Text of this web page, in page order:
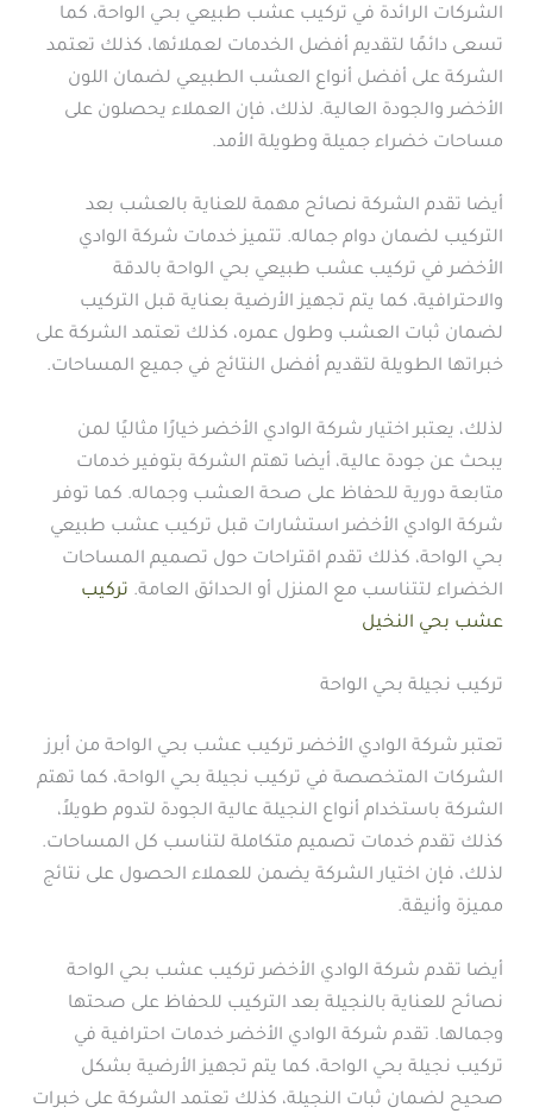
الشركات الرائدة في تركيب عشب طبيعي بحي الواحة، كما
تسعى دائمًا لتقديم أفضل الخدمات لعملائها، كذلك تعتمد
الشركة على أفضل أنواع العشب الطبيعي لضمان اللون
الأخضر والجودة العالية. لذلك، فإن العملاء يحصلون على
مساحات خضراء جميلة وطويلة الأمد.
أيضا تقدم الشركة نصائح مهمة للعناية بالعشب بعد
التركيب لضمان دوام جماله. تتميز خدمات شركة الوادي
الأخضر في تركيب عشب طبيعي بحي الواحة بالدقة
والاحترافية، كما يتم تجهيز الأرضية بعناية قبل التركيب
لضمان ثبات العشب وطول عمره، كذلك تعتمد الشركة على
خبراتها الطويلة لتقديم أفضل النتائج في جميع المساحات.
لذلك، يعتبر اختيار شركة الوادي الأخضر خيارًا مثاليًا لمن
يبحث عن جودة عالية، أيضا تهتم الشركة بتوفير خدمات
متابعة دورية للحفاظ على صحة العشب وجماله. كما توفر
شركة الوادي الأخضر استشارات قبل تركيب عشب طبيعي
بحي الواحة، كذلك تقدم اقتراحات حول تصميم المساحات
الخضراء لتتناسب مع المنزل أو الحدائق العامة. تركيب
عشب بحي النخيل
تركيب نجيلة بحي الواحة
تعتبر شركة الوادي الأخضر تركيب عشب بحي الواحة من أبرز
الشركات المتخصصة في تركيب نجيلة بحي الواحة، كما تهتم
الشركة باستخدام أنواع النجيلة عالية الجودة لتدوم طويلاً،
كذلك تقدم خدمات تصميم متكاملة لتناسب كل المساحات.
لذلك، فإن اختيار الشركة يضمن للعملاء الحصول على نتائج
مميزة وأنيقة.
أيضا تقدم شركة الوادي الأخضر تركيب عشب بحي الواحة
نصائح للعناية بالنجيلة بعد التركيب للحفاظ على صحتها
وجمالها. تقدم شركة الوادي الأخضر خدمات احترافية في
تركيب نجيلة بحي الواحة، كما يتم تجهيز الأرضية بشكل
صحيح لضمان ثبات النجيلة، كذلك تعتمد الشركة على خبرات